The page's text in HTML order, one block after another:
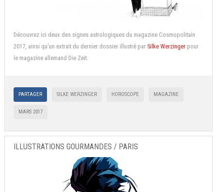
Découvrez ici deux des signes astrologiques du magazine Cosmopolitain
2017, ainsi qu'un extrait du dernier dossier illustré par Silke Werzinger pour
le magazine allemand Die Zeit.
PARTAGER SILKE WERZINGER HOROSCOPE MAGAZINE
MARS 2017
ILLUSTRATIONS GOURMANDES / PARIS